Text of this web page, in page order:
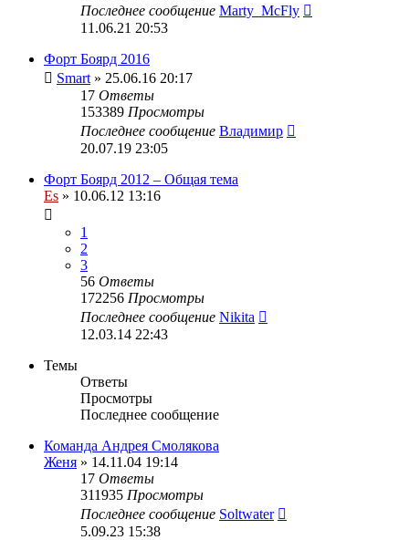
Последнее сообщение Marty_McFly
11.06.21 20:53
Форт Боярд 2016
Smart » 25.06.16 20:17
17 Ответы
153389 Просмотры
Последнее сообщение Владимир
20.07.19 23:05
Форт Боярд 2012 – Общая тема
Es » 10.06.12 13:16
1
2
3
56 Ответы
172256 Просмотры
Последнее сообщение Nikita
12.03.14 22:43
Темы
Ответы
Просмотры
Последнее сообщение
Команда Андрея Смолякова
Женя » 14.11.04 19:14
17 Ответы
311935 Просмотры
Последнее сообщение Soltwater
5.09.23 15:38